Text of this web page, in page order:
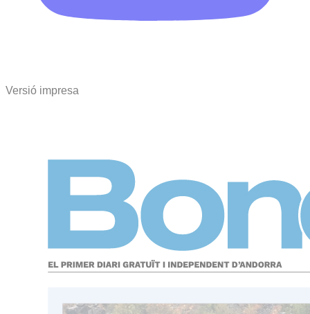
Versió impresa